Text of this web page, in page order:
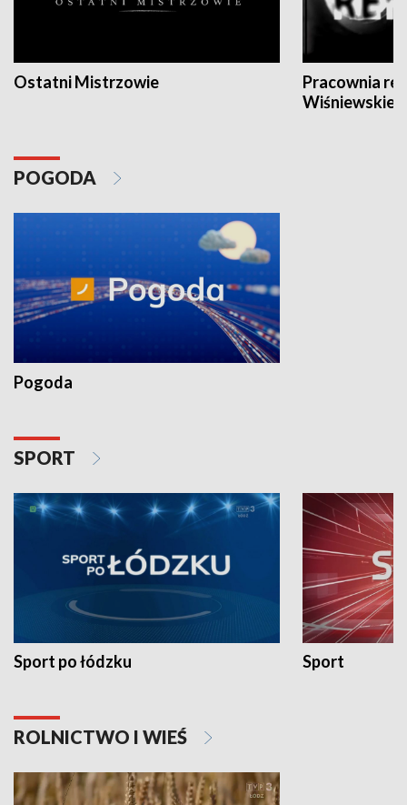
Ostatni Mistrzowie
Pracownia
POGODA
Pogoda
SPORT
Sport po łódzku Sport
ROLNICTWO I WIEŚ